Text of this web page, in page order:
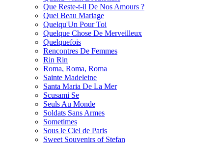
Que Reste-t-il De Nos Amours ?
Quel Beau Mariage
Quelqu'Un Pour Toi
Quelque Chose De Merveilleux
Quelquefois
Rencontres De Femmes
Rin Rin
Roma, Roma, Roma
Sainte Madeleine
Santa Maria De La Mer
Scusami Se
Seuls Au Monde
Soldats Sans Armes
Sometimes
Sous le Ciel de Paris
Sweet Souvenirs of Stefan